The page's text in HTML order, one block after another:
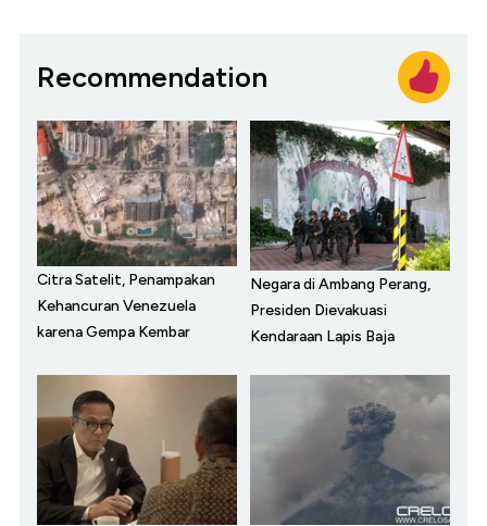
Recommendation
Citra Satelit, Penampakan
Kehancuran Venezuela
karena Gempa Kembar
Negara di Ambang Perang,
Presiden Dievakuasi
Kendaraan Lapis Baja